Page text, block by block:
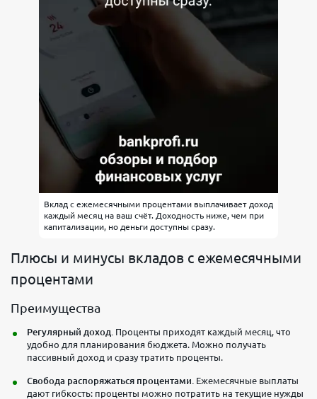
Вклад с ежемесячными процентами выплачивает доход
каждый месяц на ваш счёт. Доходность ниже, чем при
капитализации, но деньги доступны сразу.
Плюсы и минусы вкладов с ежемесячными
процентами
Преимущества
Регулярный доход. Проценты приходят каждый месяц, что
удобно для планирования бюджета. Можно получать
пассивный доход и сразу тратить проценты.
Свобода распоряжаться процентами. Ежемесячные выплаты
дают гибкость: проценты можно потратить на текущие нужды